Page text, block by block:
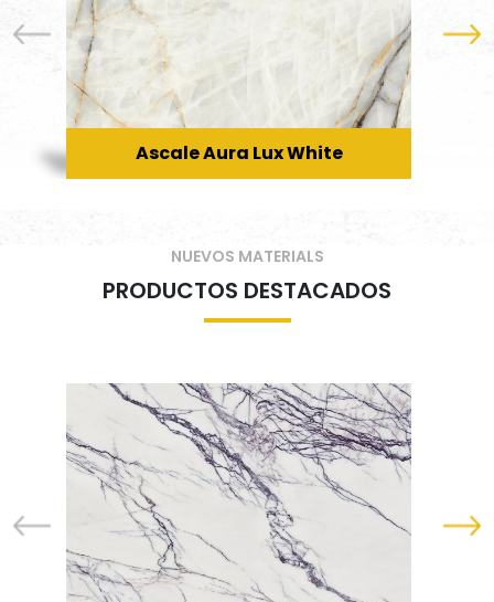
Ascale Aura Lux White
NUEVOS MATERIALS
PRODUCTOS DESTACADOS